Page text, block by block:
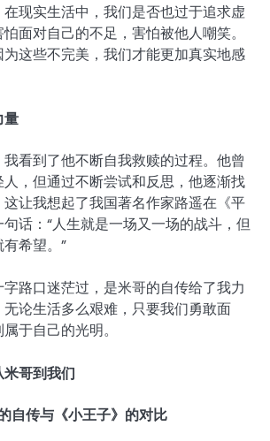
现实生活中，我们是否也过于追求虚
面对自己的不足，害怕被他人嘲笑。
这些不完美，我们才能更加真实地感
量
看到了他不断自我救赎的过程。他曾
，但通过不断尝试和反思，他逐渐找
让我想起了我国著名作家路遥在《平
话：“人生就是一场又一场的战斗，但
希望。”
路口迷茫过，是米哥的自传给了我力
论生活多么艰难，只要我们勇敢面
于自己的光明。
米哥到我们
自传与《小王子》的对比